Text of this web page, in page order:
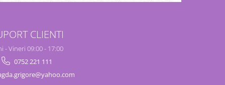
CLIENTI
- Vineri 09:00 - 17:00
0752 221 111